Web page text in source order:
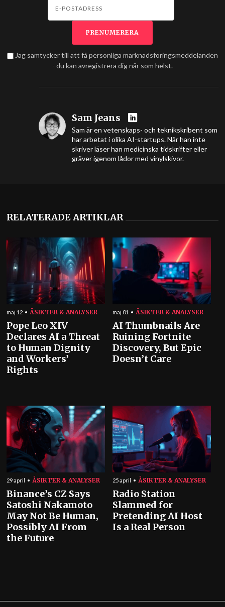
Jag samtycker till att få personliga marknadsföringsmeddelanden
- du kan avregistrera dig när som helst.
Sam Jeans
Sam är en vetenskaps- och teknikskribent som
har arbetat i olika AI-startups. När han inte
skriver läser han medicinska tidskrifter eller
gräver igenom lådor med vinylskivor.
RELATERADE ARTIKLAR
maj 12 ÅSIKTER & ANALYSER
Pope Leo XIV
Declares AI a Threat
to Human Dignity
and Workers’
Rights
maj 01 ÅSIKTER & ANALYSER
AI Thumbnails Are
Ruining Fortnite
Discovery, But Epic
Doesn’t Care
29 april ÅSIKTER & ANALYSER
Binance’s CZ Says
Satoshi Nakamoto
May Not Be Human,
Possibly AI From
the Future
25 april ÅSIKTER & ANALYSER
Radio Station
Slammed for
Pretending AI Host
Is a Real Person